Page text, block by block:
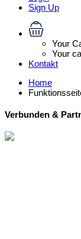
Sign Up
Your
Your
Kontakt
Home
Verbunden &